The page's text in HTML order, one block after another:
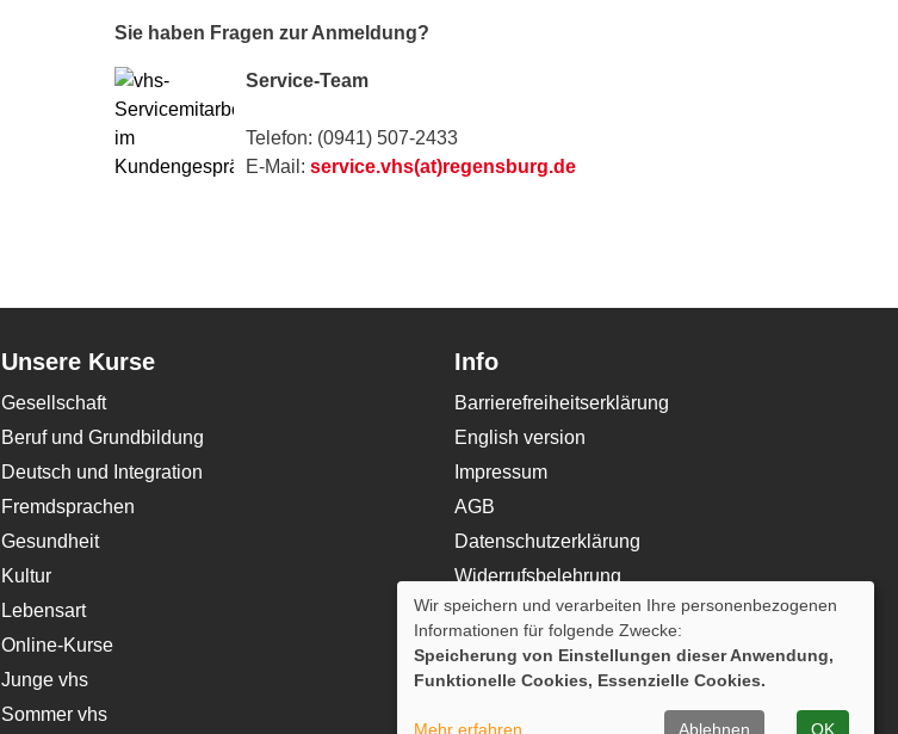
Sie haben Fragen zur Anmeldung?
Service-Team
Telefon: (0941) 507-2433
E-Mail: service.vhs(at)regensburg.de
Unsere Kurse
Gesellschaft
Beruf und Grundbildung
Deutsch und Integration
Fremdsprachen
Gesundheit
Kultur
Lebensart
Online-Kurse
Junge vhs
Sommer vhs
Info
Barrierefreiheitserklärung
English version
Impressum
AGB
Datenschutzerklärung
Widerrufsbelehrung
Cookie Einstellungen
WIDERRUFSFORMULAR
Wir speichern und verarbeiten Ihre personenbezogenen
Informationen für folgende Zwecke:
Speicherung von Einstellungen dieser Anwendung,
Funktionelle Cookies, Essenzielle Cookies.
Mehr erfahren Ablehnen OK